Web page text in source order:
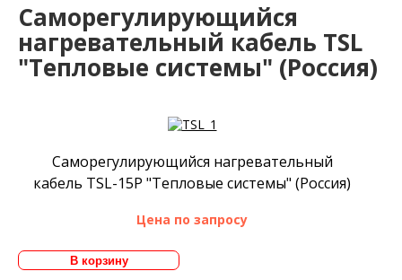
Саморегулирующийся
нагревательный кабель TSL
"Тепловые системы" (Россия)
Саморегулирующийся нагревательный
кабель TSL-15P "Тепловые системы" (Россия)
Цена по запросу